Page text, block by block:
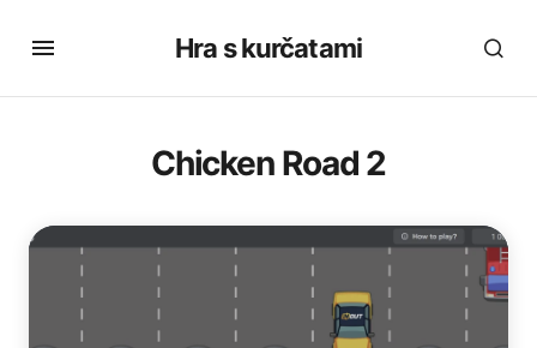
Hra s kurčatami
Chicken Road 2